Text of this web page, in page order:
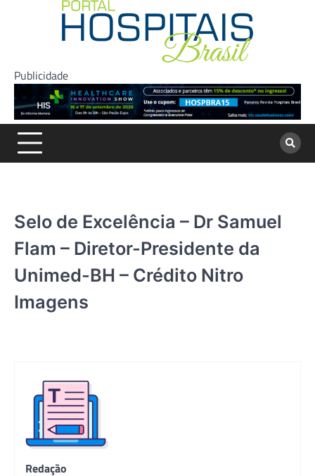
Publicidade
Selo de Excelência – Dr Samuel
Flam – Diretor-Presidente da
Unimed-BH – Crédito Nitro
Imagens
Redação